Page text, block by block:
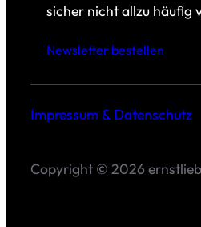
sicher nicht allzu häufig
Newsletter bestellen
Impressum & Datenschutz
Copyright © 2026